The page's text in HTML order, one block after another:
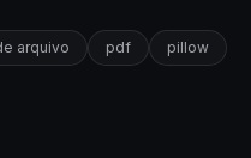
arquivo pdf
pillow